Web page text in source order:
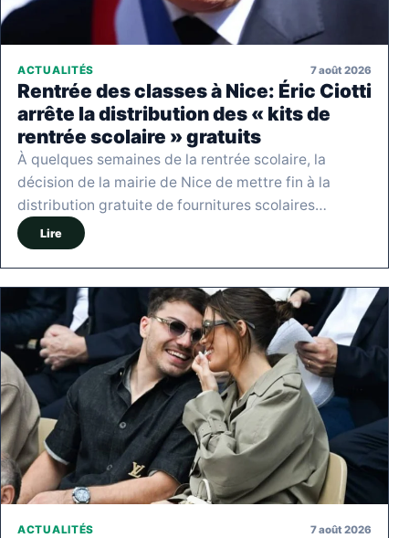
ACTUALITÉS 7 août 2026
Rentrée des classes à Nice: Éric Ciotti
arrête la distribution des « kits de
rentrée scolaire » gratuits
À quelques semaines de la rentrée scolaire, la
décision de la mairie de Nice de mettre fin à la
distribution gratuite de fournitures scolaires…
Lire
ACTUALITÉS 7 août 2026